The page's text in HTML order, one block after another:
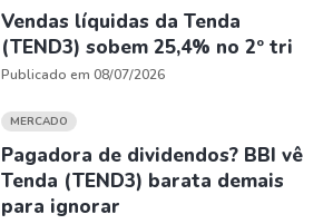
Vendas líquidas da Tenda
(TEND3) sobem 25,4% no 2º tri
Publicado em 08/07/2026
MERCADO
Pagadora de dividendos? BBI vê
Tenda (TEND3) barata demais
para ignorar